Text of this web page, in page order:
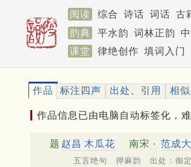
阅读 综合 诗话 词话 古
韵典
平水韵 词林正韵
课堂
律绝创作 填词入门
作品 标注四声 出处、引用 相
作品信息已由电脑自动标签化，
题 赵昌 木瓜花 南宋 · 范成大
五言绝句 押麻韵 出处：御定